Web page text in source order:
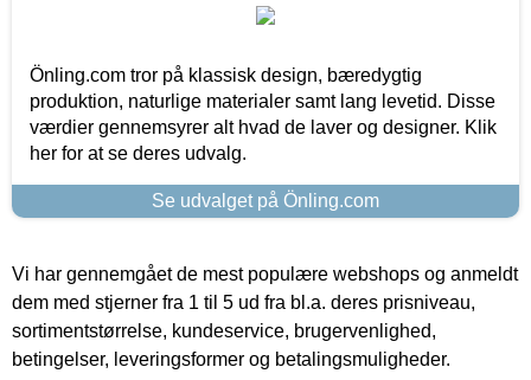
Önling.com tror på klassisk design, bæredygtig
produktion, naturlige materialer samt lang levetid. Disse
værdier gennemsyrer alt hvad de laver og designer. Klik
her for at se deres udvalg.
Se udvalget på Önling.com
Vi har gennemgået de mest populære webshops og anmeldt
dem med stjerner fra 1 til 5 ud fra bl.a. deres prisniveau,
sortimentstørrelse, kundeservice, brugervenlighed,
betingelser, leveringsformer og betalingsmuligheder.